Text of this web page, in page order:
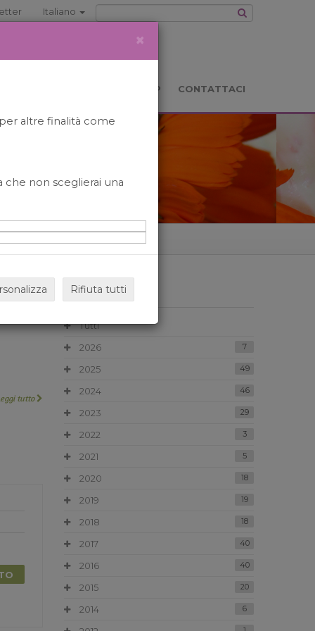
Italiano
BOOKSHOP CONTATTACI
tutto
ARCHIVIO
Tutti
2026
7
2025 49
2024 46
2023 29
2022 3
2021 5
2020 18
2019 19
2018 18
2017 40
2016 40
2015 20
2014 6
×
altre finalità come
che non sceglierai una
Rifiuta tutti